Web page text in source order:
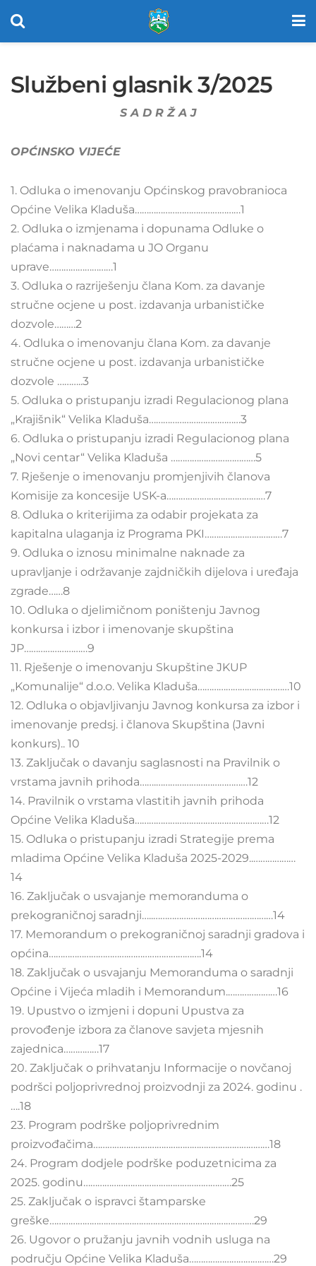
Službeni glasnik 3/2025
S A D R Ž A J
OPĆINSKO VIJEĆE
1. Odluka o imenovanju Općinskog pravobranioca
Općine Velika Kladuša………………………………………1
2. Odluka o izmjenama i dopunama Odluke o
plaćama i naknadama u JO Organu
uprave………………………1
3. Odluka o razriješenju člana Kom. za davanje
stručne ocjene u post. izdavanja urbanističke
dozvole………2
4. Odluka o imenovanju člana Kom. za davanje
stručne ocjene u post. izdavanja urbanističke
dozvole ………..3
5. Odluka o pristupanju izradi Regulacionog plana
„Krajišnik“ Velika Kladuša…………………………………3
6. Odluka o pristupanju izradi Regulacionog plana
„Novi centar“ Velika Kladuša ………………………………5
7. Rješenje o imenovanju promjenjivih članova
Komisije za koncesije USK-a……………………………………7
8. Odluka o kriterijima za odabir projekata za
kapitalna ulaganja iz Programa PKI……………………………7
9. Odluka o iznosu minimalne naknade za
upravljanje i održavanje zajdničkih dijelova i uređaja
zgrade……8
10. Odluka o djelimičnom poništenju Javnog
konkursa i izbor i imenovanje skupština
JP………………………9
11. Rješenje o imenovanju Skupštine JKUP
„Komunalije“ d.o.o. Velika Kladuša…………………………………10
12. Odluka o objavljivanju Javnog konkursa za izbor i
imenovanje predsj. i članova Skupština (Javni
konkurs).. 10
13. Zaključak o davanju saglasnosti na Pravilnik o
vrstama javnih prihoda…….…………………………………12
14. Pravilnik o vrstama vlastitih javnih prihoda
Općine Velika Kladuša…………………………………………………12
15. Odluka o pristupanju izradi Strategije prema
mladima Općine Velika Kladuša 2025-2029..………………
14
16. Zaključak o usvajanje memoranduma o
prekograničnoj saradnji…..……………………………………………14
17. Memorandum o prekograničnoj saradnji gradova i
općina…………………………….………………………….14
18. Zaključak o usvajanju Memoranduma o saradnji
Općine i Vijeća mladih i Memorandum.…………………16
19. Upustvo o izmjeni i dopuni Upustva za
provođenje izbora za članove savjeta mjesnih
zajednica……………17
20. Zaključak o prihvatanju Informacije o novčanoj
podršci poljoprivrednoj proizvodnji za 2024. godinu .
….18
23. Program podrške poljoprivrednim
proizvođačima…………………………………………………………………18
24. Program dodjele podrške poduzetnicima za
2025. godinu………………………………………………………25
25. Zaključak o ispravci štamparske
greške……………………………………………………………………………29
26. Ugovor o pružanju javnih vodnih usluga na
području Općine Velika Kladuša………………………………29